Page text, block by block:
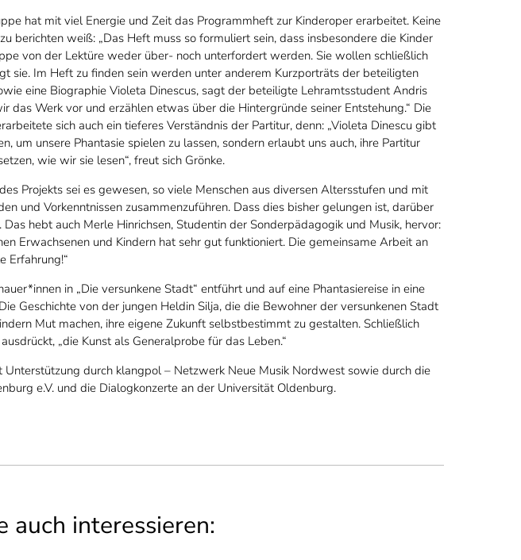
hat mit viel Energie und Zeit das Programmheft zur Kinderoper erarbeitet. Keine
berichten weiß: „Das Heft muss so formuliert sein, dass insbesondere die Kinder
von der Lektüre weder über- noch unterfordert werden. Sie wollen schließlich
sie. Im Heft zu finden sein werden unter anderem Kurzporträts der beteiligten
eine Biographie Violeta Dinescus, sagt der beteiligte Lehramtsstudent Andris
das Werk vor und erzählen etwas über die Hintergründe seiner Entstehung.“ Die
sich auch ein tieferes Verständnis der Partitur, denn: „Violeta Dinescu gibt
um unsere Phantasie spielen zu lassen, sondern erlaubt uns auch, ihre Partitur
wie wir sie lesen“, freut sich Grönke.
Projekts sei es gewesen, so viele Menschen aus diversen Altersstufen und mit
und Vorkenntnissen zusammenzuführen. Dass dies bisher gelungen ist, darüber
hebt auch Merle Hinrichsen, Studentin der Sonderpädagogik und Musik, hervor:
Erwachsenen und Kindern hat sehr gut funktioniert. Die gemeinsame Arbeit an
Erfahrung!“
in „Die versunkene Stadt“ entführt und auf eine Phantasiereise in eine
Geschichte von der jungen Heldin Silja, die die Bewohner der versunkenen Stadt
Mut machen, ihre eigene Zukunft selbstbestimmt zu gestalten. Schließlich
„die Kunst als Generalprobe für das Leben.“
Unterstützung durch klangpol – Netzwerk Neue Musik Nordwest sowie durch die
e.V. und die Dialogkonzerte an der Universität Oldenburg.
auch interessieren: